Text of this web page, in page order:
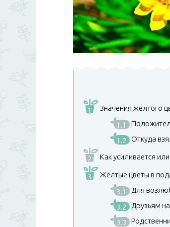
1
Значения жёлтого
1.1
1.2 Откуда
2 Как усиливается
3
Жёлтые цветы в
3.1 Для
3.2 Друзьям
3.3